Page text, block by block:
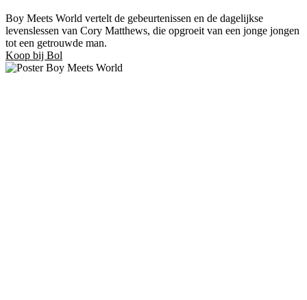
Boy Meets World vertelt de gebeurtenissen en de dagelijkse
levenslessen van Cory Matthews, die opgroeit van een jonge jongen
tot een getrouwde man.
Koop bij Bol